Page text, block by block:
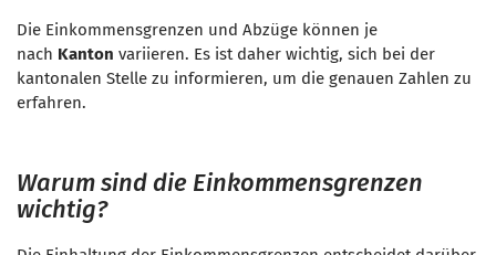
Die Einkommensgrenzen und Abzüge können je
nach Kanton variieren. Es ist daher wichtig, sich bei der
kantonalen Stelle zu informieren, um die genauen Zahlen zu
erfahren.
Warum sind die Einkommensgrenzen
wichtig?